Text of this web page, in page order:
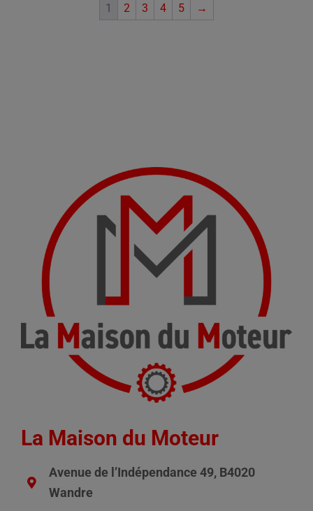
1 2 3 4 5 →
La Maison du Moteur
Avenue de l’Indépendance 49, B4020
Wandre